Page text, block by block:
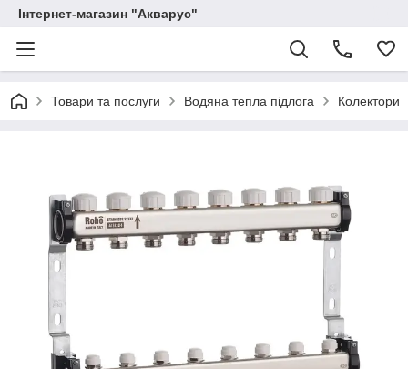
Інтернет-магазин "Акварус"
Товари та послуги Водяна тепла підлога Колектори